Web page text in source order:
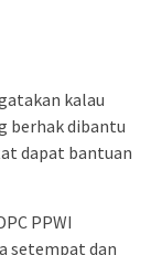
kalau
berhak dibantu
dapat bantuan
PPWI
setempat dan